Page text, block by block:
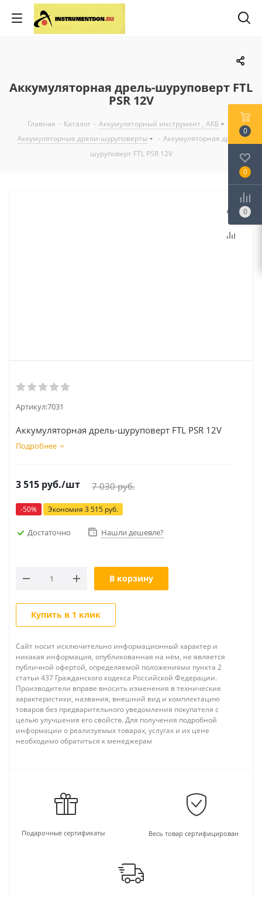
Аккумуляторная дрель-шуруповерт FTL
PSR 12V
Главная - Каталог - Аккумуляторный инструмент , АКБ
Аккумуляторные дрели-шуруповерты
- Аккумуляторная дрель-
шуруповерт FTL PSR 12V
Артикул:7031
Аккумуляторная дрель-шуруповерт FTL PSR 12V
Подробнее
3 515 руб./шт 7 030руб.
-50% Экономия 3 515 руб.
Достаточно Нашли дешевле?
В корзину
Купить в 1 клик
Сайт носит исключительно информационный характер и
никакая информация, опубликованная на нём, не является
публичной офертой, определяемой положениями пункта 2
статьи 437 Гражданского кодекса Российской Федерации.
Производители вправе вносить изменения в технические
характеристики, названия, внешний вид и комплектацию
товаров без предварительного уведомления покупателя с
целью улучшения его свойств. Для получения подробной
информации о реализуемых товарах, услугах и их цене
необходимо обратиться к менеджерам
Подарочные сертификаты Весь товар сертифицирован
0
0
0